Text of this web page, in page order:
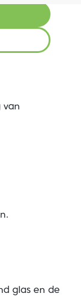
van
glas en de